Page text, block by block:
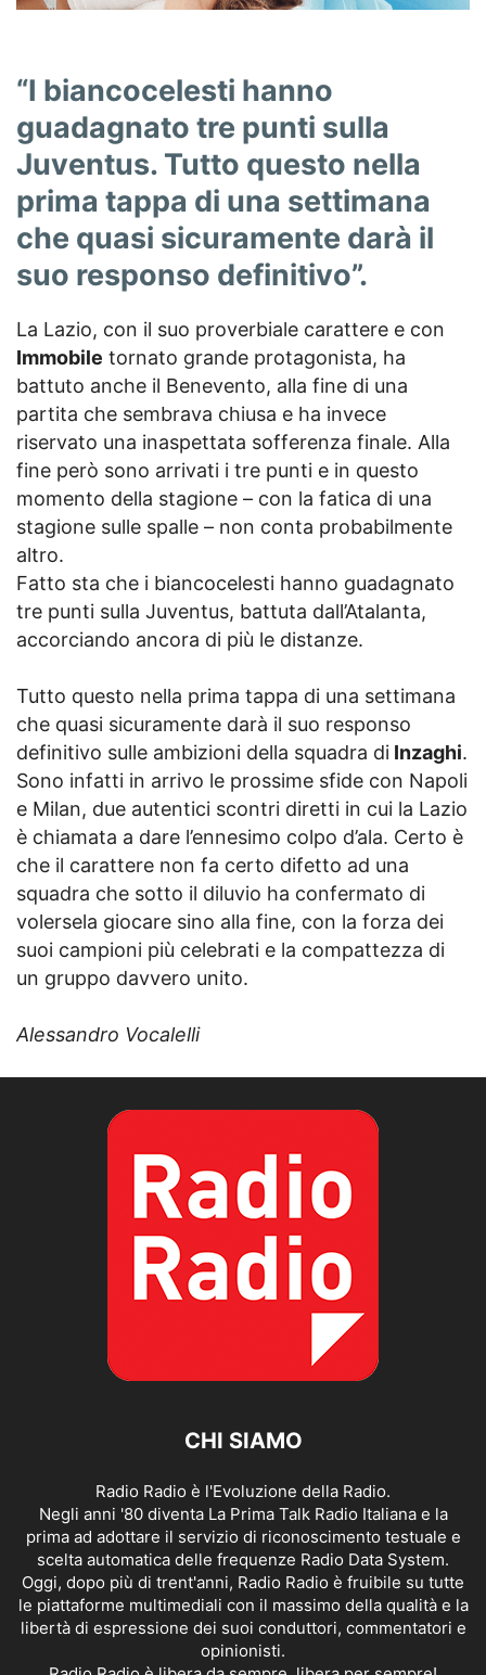
“I biancocelesti hanno
guadagnato tre punti sulla
Juventus. Tutto questo nella
prima tappa di una settimana
che quasi sicuramente darà il
suo responso definitivo”.
La Lazio, con il suo proverbiale carattere e con
Immobile tornato grande protagonista, ha
battuto anche il Benevento, alla fine di una
partita che sembrava chiusa e ha invece
riservato una inaspettata sofferenza finale. Alla
fine però sono arrivati i tre punti e in questo
momento della stagione – con la fatica di una
stagione sulle spalle – non conta probabilmente
altro.
Fatto sta che i biancocelesti hanno guadagnato
tre punti sulla Juventus, battuta dall’Atalanta,
accorciando ancora di più le distanze.
Tutto questo nella prima tappa di una settimana
che quasi sicuramente darà il suo responso
definitivo sulle ambizioni della squadra di Inzaghi.
Sono infatti in arrivo le prossime sfide con Napoli
e Milan, due autentici scontri diretti in cui la Lazio
è chiamata a dare l’ennesimo colpo d’ala. Certo è
che il carattere non fa certo difetto ad una
squadra che sotto il diluvio ha confermato di
volersela giocare sino alla fine, con la forza dei
suoi campioni più celebrati e la compattezza di
un gruppo davvero unito.
Alessandro Vocalelli
CHI SIAMO
Radio Radio è l'Evoluzione della Radio.
Negli anni '80 diventa La Prima Talk Radio Italiana e la
prima ad adottare il servizio di riconoscimento testuale e
scelta automatica delle frequenze Radio Data System.
Oggi, dopo più di trent'anni, Radio Radio è fruibile su tutte
le piattaforme multimediali con il massimo della qualità e la
libertà di espressione dei suoi conduttori, commentatori e
opinionisti.